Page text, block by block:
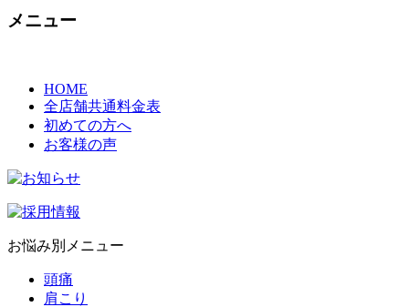
メニュー
HOME
全店舗共通料金表
初めての方へ
お客様の声
お悩み別メニュー
頭痛
肩こり